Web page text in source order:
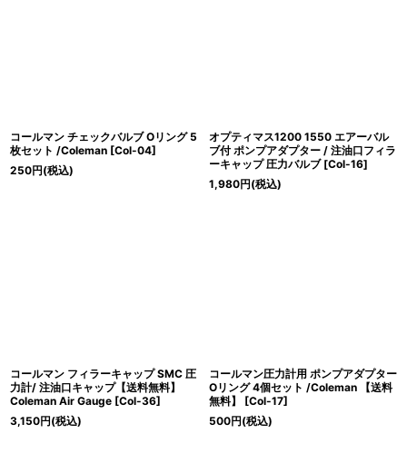
コールマン チェックバルブ Oリング 5
枚セット /Coleman [Col-04]
250円(税込)
オプティマス1200 1550 エアーバル
ブ付 ポンプアダプター / 注油口フィラ
ーキャップ 圧力バルブ [Col-16]
1,980円(税込)
コールマン フィラーキャップ SMC 圧
力計/ 注油口キャップ【送料無料】
Coleman Air Gauge [Col-36]
3,150円(税込)
コールマン圧力計用 ポンプアダプター
Oリング 4個セット /Coleman 【送料
無料】
[Col-17]
500円(税込)